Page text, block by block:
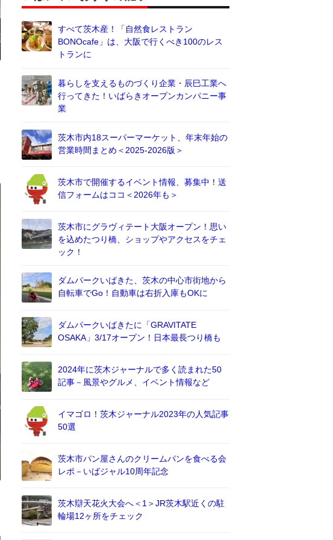
すべて茨木産！「自然食レストラン
BONOcafe」は、大阪で行くべき100のレス
トランに
暮らしを支えるものづくり企業・辰巳工業へ
行ってきた！いばらきオープンカンパニー事
業
茨木市内18スーパーマーケット、年末年始の
営業時間まとめ＜2025-2026版＞
茨木市で開催するイベント情報、募集中！送
信フォームはココ＜2026年も＞
茨木市にグラヴィテート大阪オープン！思い
を込めたつり橋、ショップやアクセスをチェ
ック！
ダムパークいばきた、茨木の中心市街地から
自転車でGo！自動車は右折入庫もOKに
ダムパークいばきたに「GRAVITATE
OSAKA」3/17オープン！日本最長つり橋も
2024年に茨木ジャーナルで多く読まれた50
記事－風景やグルメ、イベント情報など
イマゴロ！茨木ジャーナル2023年の人気記事
50選
茨木市パン屋さんのクリームパンを食べる会
レポ－いばジャル10周年記念
茨木辯天花火大会へ＜1＞JR茨木駅近くの駐
輪場12ヶ所をチェック